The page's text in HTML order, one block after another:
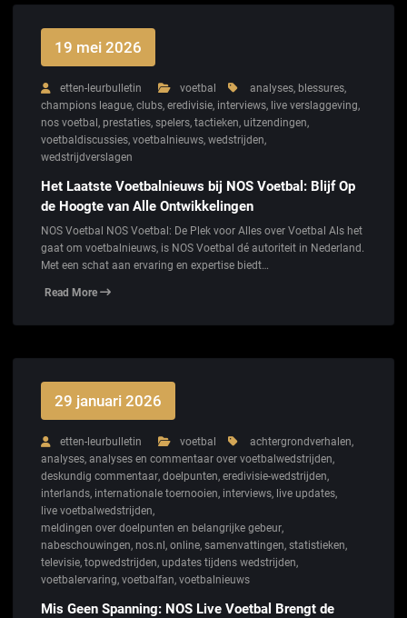
19 mei 2026
etten-leurbulletin voetbal analyses, blessures,
champions league, clubs, eredivisie, interviews, live verslaggeving,
nos voetbal , prestaties, spelers, tactieken, uitzendingen,
voetbaldiscussies, voetbalnieuws, wedstrijden,
wedstrijdverslagen
Het Laatste Voetbalnieuws bij NOS Voetbal: Blijf Op
de Hoogte van Alle Ontwikkelingen
NOS Voetbal NOS Voetbal: De Plek voor Alles over Voetbal Als het
gaat om voetbalnieuws, is NOS Voetbal dé autoriteit in Nederland.
Met een schat aan ervaring en expertise biedt…
Read More
29 januari 2026
etten-leurbulletin voetbal achtergrondverhalen,
analyses, analyses en commentaar over voetbalwedstrijden,
deskundig commentaar, doelpunten, eredivisie-wedstrijden,
interlands, internationale toernooien, interviews, live updates,
live voetbalwedstrijden,
meldingen over doelpunten en belangrijke gebeur,
nabeschouwingen, nos.nl , online, samenvattingen, statistieken,
televisie, topwedstrijden, updates tijdens wedstrijden,
voetbalervaring, voetbalfan, voetbalnieuws
Mis Geen Spanning: NOS Live Voetbal Brengt de